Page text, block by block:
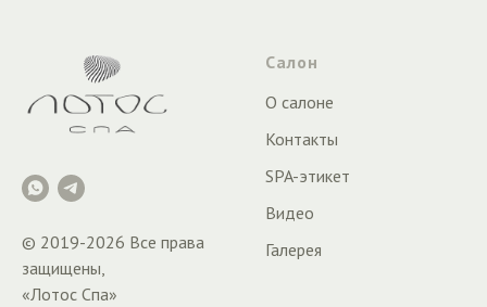
© 2019-2026 Все права
защищены,
«Лотос Спа»
Салон
О салоне
Контакты
SPA-этикет
Видео
Галерея